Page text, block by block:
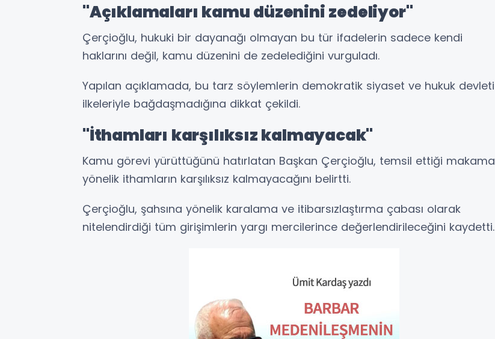
"Açıklamaları kamu düzenini zedeliyor"
Çerçioğlu, hukuki bir dayanağı olmayan bu tür ifadelerin sadece kendi
haklarını değil, kamu düzenini de zedelediğini vurguladı.
Yapılan açıklamada, bu tarz söylemlerin demokratik siyaset ve hukuk devleti
ilkeleriyle bağdaşmadığına dikkat çekildi.
"İthamları karşılıksız kalmayacak"
Kamu görevi yürüttüğünü hatırlatan Başkan Çerçioğlu, temsil ettiği makama
yönelik ithamların karşılıksız kalmayacağını belirtti.
Çerçioğlu, şahsına yönelik karalama ve itibarsızlaştırma çabası olarak
nitelendirdiği tüm girişimlerin yargı mercilerince değerlendirileceğini kaydetti.